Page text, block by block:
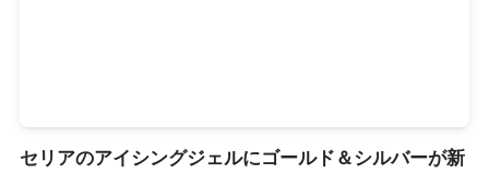
セリアのアイシングジェルにゴールド＆シルバーが新